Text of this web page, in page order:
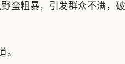
蛮粗暴，引发群众不满，破